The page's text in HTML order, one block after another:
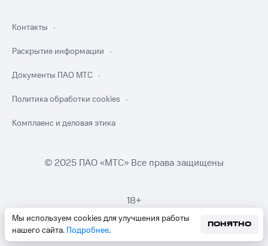
Мы используем cookies для улучшения работы
нашего сайта. Подробнее.
ПОНЯТНО
Контакты
Раскрытие информации
Документы ПАО МТС
Политика обработки cookies
Комплаенс и деловая этика
© 2025 ПАО «МТС» Все права защищены
18+